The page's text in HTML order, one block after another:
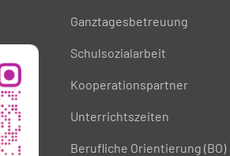
Ganztagesbetreuung
Schulsozialarbeit
Kooperationspartner
Unterrichtszeiten
Berufliche Orientierung (BO)